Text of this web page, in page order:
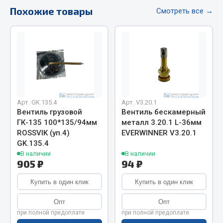
Фитинги
Инструмент
Автомобильный инструмент
Измерительный инструмент
Крепежный инструмент
Режущий инструмент
Силовое оборудование
Слесарный инструмент
Столярный инструмент
Похожие товары Смотреть все →
Арт. GK.135.4
Вентиль грузовой
ГК-135 100*135/94мм
ROSSVIK (уп.4)
GK.135.4
В наличии
905 ₽
Купить в один клик
Опт
при полной предоплате
Арт. V3.20.1
Вентиль бескамерный
металл 3.20.1 L-36мм
EVERWINNER V3.20.1
В наличии
94 ₽
Купить в один клик
Опт
при полной предоплате